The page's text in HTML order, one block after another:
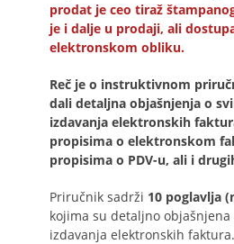
prodat je ceo tiraž
je i dalje u prodaji, ali
elektronskom obliku.
Reč je o instruktivnom
dali detaljna objašnjenja o
izdavanja elektronskih
propisima o elektronskom
propisima o PDV-u, ali i
Priručnik sadrži 10 poglavlja
kojima su detaljno objašnjena
izdavanja elektronskih